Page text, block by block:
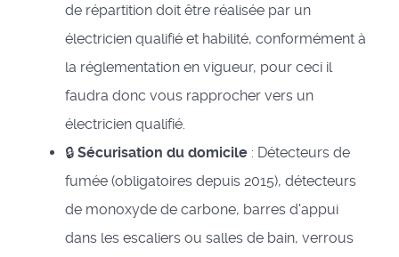
de répartition doit être réalisée par un
électricien qualifié et habilité, conformément à
la réglementation en vigueur, pour ceci il
faudra donc vous rapprocher vers un
électricien qualifié.
🔒 Sécurisation du domicile : Détecteurs de
fumée (obligatoires depuis 2015), détecteurs
de monoxyde de carbone, barres d'appui
dans les escaliers ou salles de bain, verrous